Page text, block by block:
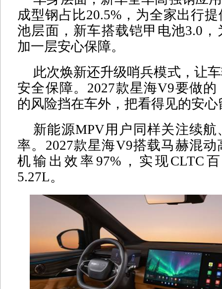
成型钢占比20.5%，为全家出行
池层面，新车搭载铠甲电池3.0
加一层安心保障。
此次焕新还升级哨兵模式，让
安全保障。2027款星海V9要做
的风险挡在车外，把看得见的安
新能源MPV用户同样关注续
率。2027款星海V9搭载马赫混
机输出效率97%，实现CLTC
5.27L。